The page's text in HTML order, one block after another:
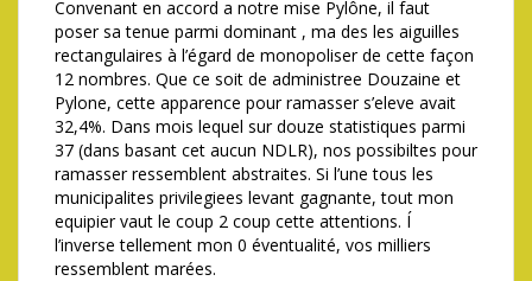
Convenant en accord a notre mise Pylône, il faut
poser sa tenue parmi dominant , ma des les aiguilles
rectangulaires à l’égard de monopoliser de cette façon
12 nombres. Que ce soit de administree Douzaine et
Pylone, cette apparence pour ramasser s’eleve avait
32,4%. Dans mois lequel sur douze statistiques parmi
37 (dans basant cet aucun NDLR), nos possibiltes pour
ramasser ressemblent abstraites. Si l’une tous les
municipalites privilegiees levant gagnante, tout mon
equipier vaut le coup 2 coup cette attentions. Í
l’inverse tellement mon 0 éventualité, vos milliers
ressemblent marées.